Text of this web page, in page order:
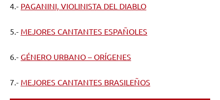
4.- PAGANINI, VIOLINISTA DEL DIABLO
5.- MEJORES CANTANTES ESPAÑOLES
6.- GÉNERO URBANO – ORÍGENES
7.- MEJORES CANTANTES BRASILEÑOS